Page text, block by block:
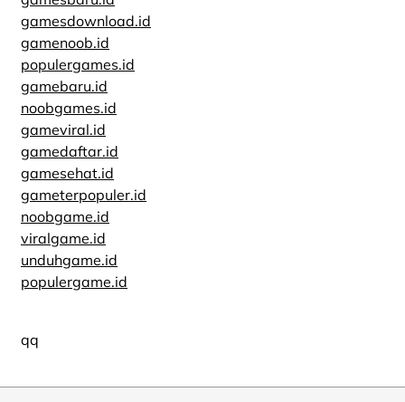
gamesdownload.id
gamenoob.id
populergames.id
gamebaru.id
noobgames.id
gameviral.id
gamedaftar.id
gamesehat.id
gameterpopuler.id
noobgame.id
viralgame.id
unduhgame.id
populergame.id
qq